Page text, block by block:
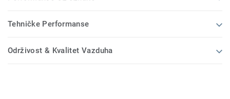
Tehničke Performanse
Održivost & Kvalitet Vazduha